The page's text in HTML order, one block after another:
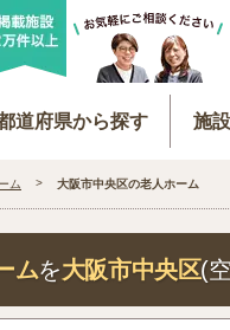
道府県から探す 施
ム 大阪市中央区の老人ホーム
ムを大阪市中央区(